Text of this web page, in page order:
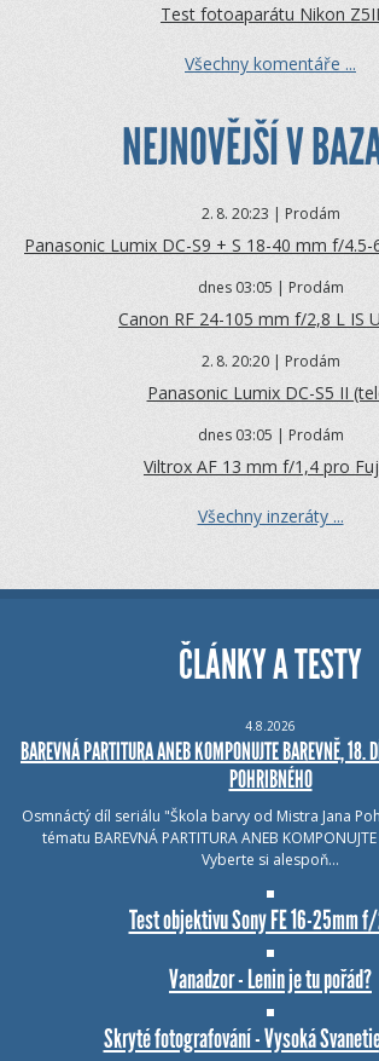
Test fotoaparátu Nikon Z5II
Všechny komentáře ...
NEJNOVĚJŠÍ V
2. 8. 20:23 | Prodám
Panasonic Lumix DC-S9 + S 18-40 mm f/4.5-
dnes 03:05 | Prodám
Canon RF 24-105 mm f/2,8 L IS
2. 8. 20:20 | Prodám
Panasonic Lumix DC-S5 II
dnes 03:05 | Prodám
Viltrox AF 13 mm f/1,4 pro
Všechny inzeráty ...
ČLÁNKY A TESTY
4.8.2026
BAREVNÁ PARTITURA ANEB KOMPONUJTE BAREVNĚ, 18.
POHRIBNÉHO
Osmnáctý díl seriálu "Škola barvy od Mistra Jana
tématu BAREVNÁ PARTITURA ANEB
Vyberte si alespoň…
Test objektivu Sony FE 16-25mm
Vanadzor - Lenin je tu pořád?
Skryté fotografování - Vysoká